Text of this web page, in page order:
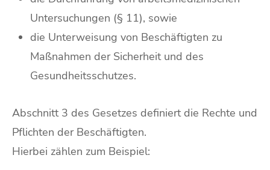
Untersuchungen (§ 11), sowie
die Unterweisung von Beschäftigten zu
Maßnahmen der Sicherheit und des
Gesundheitsschutzes.
Abschnitt 3 des Gesetzes definiert die Rechte und
Pflichten der Beschäftigten.
Hierbei zählen zum Beispiel: